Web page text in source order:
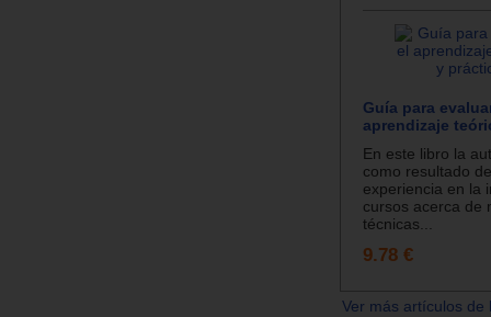
Guía para
aprendizaje
En este libro la
como resultado
experiencia en la
cursos acerca de
técnicas...
9.78 €
Ver más artículos